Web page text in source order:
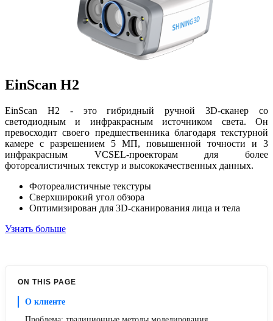
EinScan H2
EinScan H2 - это гибридный ручной 3D-сканер со
светодиодным и инфракрасным источником света. Он
превосходит своего предшественника благодаря текстурной
камере с разрешением 5 МП, повышенной точности и 3
инфракрасным VCSEL-проекторам для более
фотореалистичных текстур и высококачественных данных.
Фотореалистичные текстуры
Сверхширокий угол обзора
Оптимизирован для 3D-сканирования лица и тела
Узнать больше
ON THIS PAGE
О клиенте